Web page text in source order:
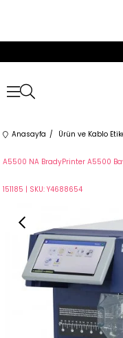
Anasayfa Ürün ve Kablo
A5500 NA BradyPrinter A5500
151185 | SKU: Y4688654